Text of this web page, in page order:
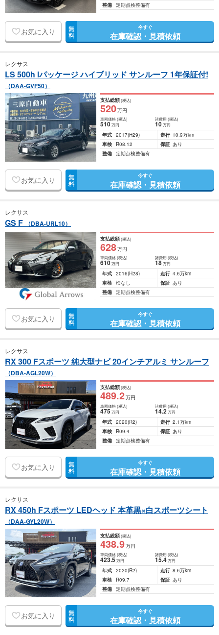
整備 定期点検整備有
お気に入り 無
料
今すぐ
在庫確認・見積依頼
レクサス
LS 500h Iパッケージ ハイブリッド サンルーフ 1年保証付!
（DAA-GVF50）
支払総額(税込)
520万円
車両価格(税込)
510万円
諸費用 (税込)
10 万円
年式 2017(H29) 走行 10.9万km
車検
R08.12 保証 あり
整備 定期点検整備有
お気に入り 無
料
今すぐ
在庫確認・見積依頼
レクサス
GS F （DBA-URL10）
支払総額(税込)
628万円
車両価格(税込)
610万円
諸費用 (税込)
18 万円
年式 2016(H28) 走行 4.6万km
車検 検なし 保証 あり
整備 定期点検整備有
お気に入り 無
料
今すぐ
在庫確認・見積依頼
レクサス
RX 300 Fスポーツ 純大型ナビ 20インチアルミ サンルーフ
（DBA-AGL20W）
支払総額(税込)
489.2万円
車両価格(税込)
475万円
諸費用 (税込)
14.2 万円
年式 2020(R2) 走行 2.1万km
車検
R09.4 保証 あり
整備 定期点検整備有
お気に入り 無
料
今すぐ
在庫確認・見積依頼
レクサス
RX 450h Fスポーツ LEDヘッド 本革黒×白スポーツシート
（DAA-GYL20W）
支払総額(税込)
438.9万円
車両価格(税込)
423.5万円
諸費用 (税込)
15.4 万円
年式 2020(R2) 走行 8.6万km
車検
R09.7 保証 あり
整備 定期点検整備有
お気に入り 無
料
今すぐ
在庫確認・見積依頼